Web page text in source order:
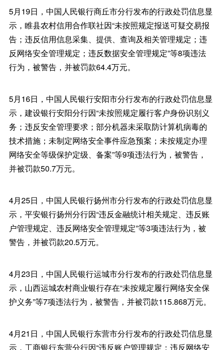
5月19日，中国人民银行商丘市分行发布的行政处罚信息显
示，睢县农村信用合作联社因“未按照规定报送可疑交易报
告；违反信用信息采集、提供、查询及相关管理规定；违
反网络安全管理规定；违反数据安全管理规定”等8项违法
行为，被警告，并被罚款64.4万元。
5月16日，中国人民银行安阳市分行发布的行政处罚信息显
示，建设银行安阳分行因“未按照规定履行客户身份识别义
务；违反安全管理要求；部分机器未采取防计算机病毒的
技术措施；未制定网络安全事件应急预案；未按规定办理
网络安全等级保护定级、备案”等9项违法行为，被警告，
并被罚款50.7万元。
4月25日，中国人民银行扬州市分行发布的行政处罚信息显
示，平安银行扬州分行因“违反金融统计相关规定、违反账
户管理规定、违反网络安全管理规定”等3项违法行为，被
警告，并被罚款20.5万元。
4月23日，中国人民银行运城市分行发布的行政处罚信息显
示，山西运城农村商业银行存在“未按规定履行网络安全保
护义务”等7项违法行为，被警告，并被罚款115.868万元。
4月21日，中国人民银行东营市分行发布的行政处罚信息显
示，工商银行东营分行因“违反账户管理规定；违反网络安